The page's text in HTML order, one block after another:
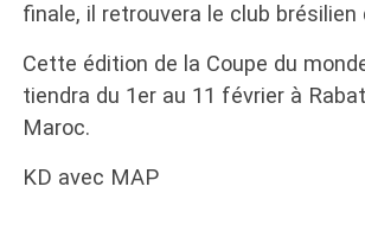
finale, il retrouvera le club brésilien
Cette édition de la Coupe du
tiendra du 1er au 11 février à
Maroc.
KD avec MAP